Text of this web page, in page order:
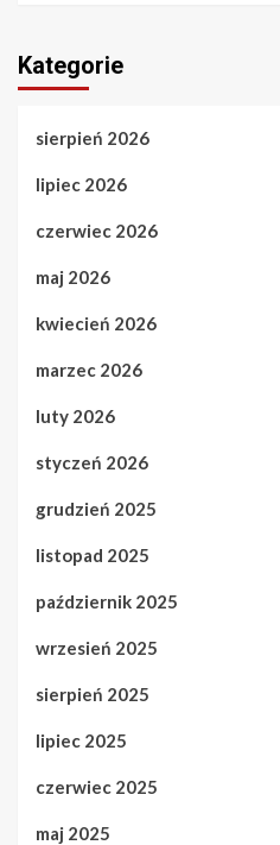
Kategorie
sierpień 2026
lipiec 2026
czerwiec 2026
maj 2026
kwiecień 2026
marzec 2026
luty 2026
styczeń 2026
grudzień 2025
listopad 2025
październik 2025
wrzesień 2025
sierpień 2025
lipiec 2025
czerwiec 2025
maj 2025